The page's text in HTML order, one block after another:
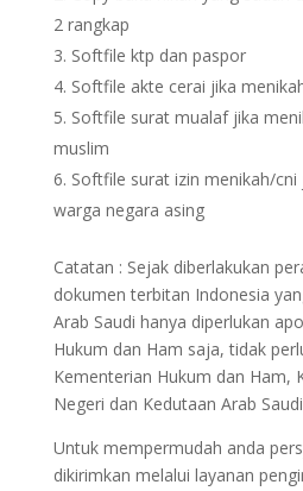
2 rangkap
Softfile ktp dan paspor
Softfile akte cerai jika
Softfile surat mualaf jika
muslim
Softfile surat izin menikah/
warga negara asing
Catatan : Sejak diberlakukan
dokumen terbitan Indonesia
Arab Saudi hanya diperlukan
Hukum dan Ham saja, tidak
Kementerian Hukum dan Ham,
Negeri dan Kedutaan Arab
Untuk mempermudah anda
dikirimkan melalui layanan